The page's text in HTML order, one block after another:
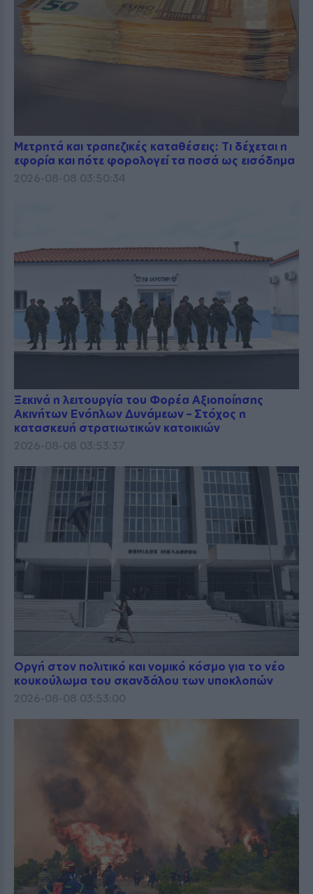
Μετρητά και τραπεζικές καταθέσεις: Τι δέχεται η
εφορία και πότε φορολογεί τα ποσά ως εισόδημα
2026-08-08 03:50:34
Ξεκινά η λειτουργία του Φορέα Αξιοποίησης
Ακινήτων Ενόπλων Δυνάμεων – Στόχος η
κατασκευή στρατιωτικών κατοικιών
2026-08-08 03:53:37
Οργή στον πολιτικό και νομικό κόσμο για το νέο
κουκούλωμα του σκανδάλου των υποκλοπών
2026-08-08 03:53:00